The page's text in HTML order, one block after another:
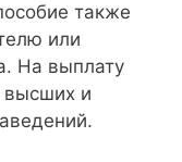
также
или
На выплату
высших и